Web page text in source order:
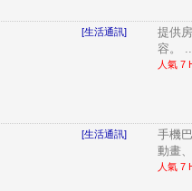
[生活通訊]
提供
容。
人氣 7
[生活通訊]
手機
動畫
人氣 7